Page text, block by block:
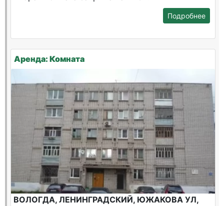
Подробнее
Аренда: Комната
ВОЛОГДА, ЛЕНИНГРАДСКИЙ, ЮЖАКОВА УЛ,